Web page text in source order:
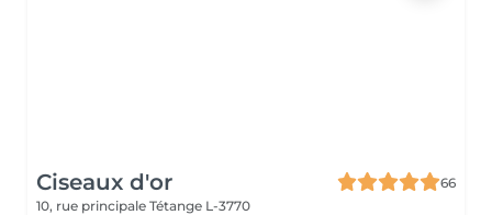
Ciseaux d'or
66
10, rue principale Tétange L-3770